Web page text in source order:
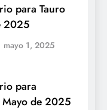
para Tauro
2025
mayo 1, 2025
para
de 2025